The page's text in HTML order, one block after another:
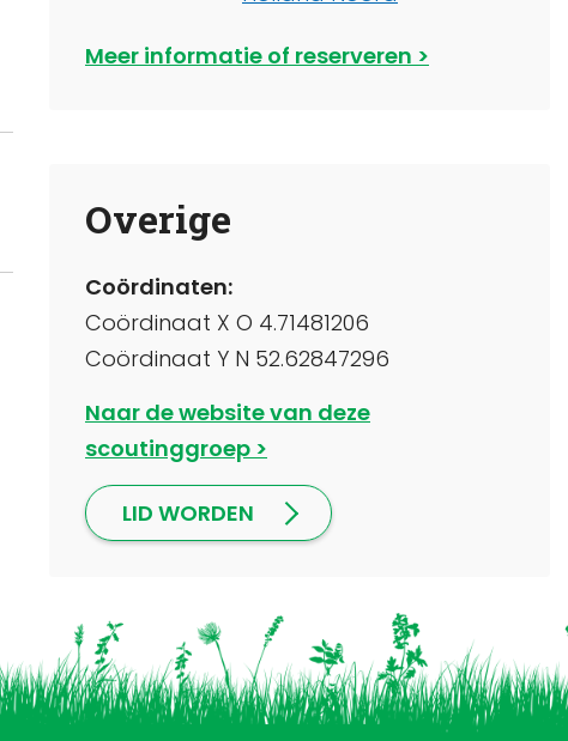
Meer informatie of reserveren
Overige
Coördinaten:
Coördinaat X O 4.71481206
Coördinaat Y N 52.62847296
Naar de website van deze
scoutinggroep
LID WORDEN